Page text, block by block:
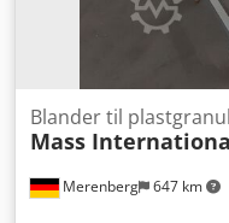
Merenberg 647 km
Blander til
Mass